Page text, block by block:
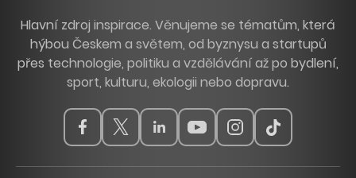
Hlavní zdroj inspirace. Věnujeme se tématům, která
hýbou Českem a světem, od byznysu a startupů
přes technologie, politiku a vzdělávání až po bydlení,
sport, kulturu, ekologii nebo dopravu.